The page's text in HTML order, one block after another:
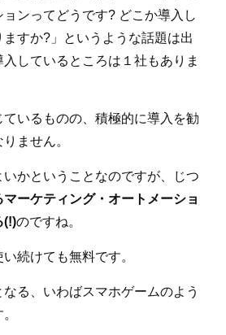
ンってどうです? どこか導入し
すか?」というような話題は出
しているところは１社もありま
いるものの、積極的に導入を勧
ません。
かということなのですが、じつ
ーケティング・オートメーショ
(!)のですね。
続けても無料です。
なる、いわばスマホゲームのよう